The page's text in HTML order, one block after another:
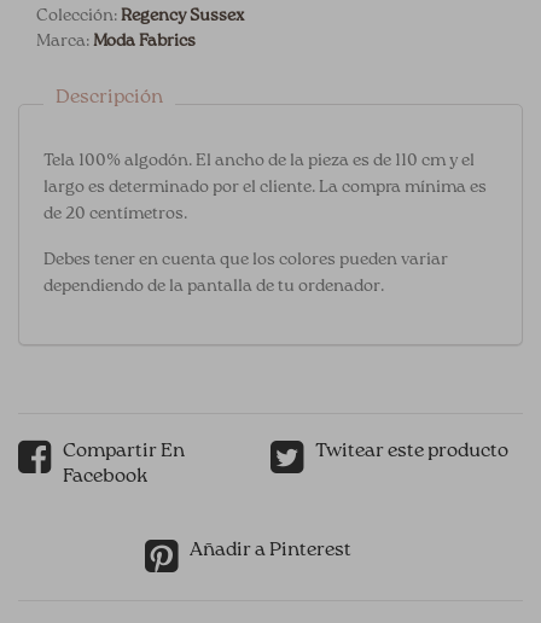
Colección:Regency Sussex
Marca:Moda Fabrics
Descripción
Tela 100% algodón. El ancho de la pieza es de 110 cm y el
largo es determinado por el cliente. La compra mínima es
de 20 centímetros.
Debes tener en cuenta que los colores pueden variar
dependiendo de la pantalla de tu ordenador.
Compartir En
Facebook
Twitear este producto
Añadir a Pinterest